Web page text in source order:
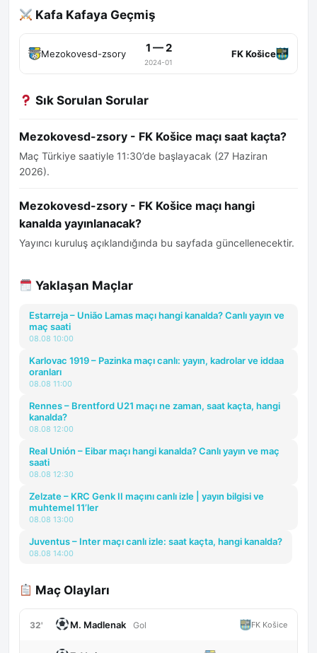
Kafa Kafaya Geçmiş
Mezokovesd-zsory 1 — 2
2024-01
FK Košice
Sık Sorulan Sorular
Mezokovesd-zsory - FK Košice maçı saat kaçta?
Maç Türkiye saatiyle 11:30’de başlayacak (27 Haziran
2026).
Mezokovesd-zsory - FK Košice maçı hangi
kanalda yayınlanacak?
Yayıncı kuruluş açıklandığında bu sayfada güncellenecektir.
Yaklaşan Maçlar
Estarreja – União Lamas maçı hangi kanalda? Canlı yayın ve
maç saati
08.08 10:00
Karlovac 1919 – Pazinka maçı canlı: yayın, kadrolar ve iddaa
oranları
08.08 11:00
Rennes – Brentford U21 maçı ne zaman, saat kaçta, hangi
kanalda?
08.08 12:00
Real Unión – Eibar maçı hangi kanalda? Canlı yayın ve maç
saati
08.08 12:30
Zelzate – KRC Genk II maçını canlı izle | yayın bilgisi ve
muhtemel 11’ler
08.08 13:00
Juventus – Inter maçı canlı izle: saat kaçta, hangi kanalda?
08.08 14:00
Maç Olayları
32' M. Madlenak Gol FK Košice